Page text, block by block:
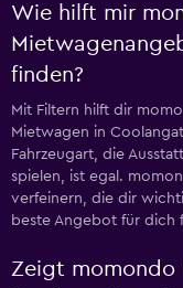
Wie hilft mir
finden?
Mit Filtern hilft dir
Mietwagen in
Fahrzeugart, die
spielen, ist egal.
verfeinern, die dir
beste Angebot für dich
Zeigt momondo